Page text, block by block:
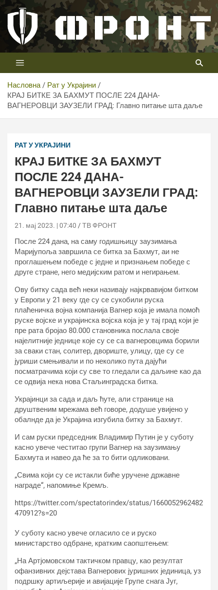
Скип
цонтент
Телевизија ФРОНТ
Први војни канал у Србији
Насловна
Рат у Украјини
КРАЈ БИТКЕ ЗА БАХМУТ ПОСЛЕ 224 ДАНА-
ВАГНЕРОВЦИ ЗАУЗЕЛИ ГРАД: Главно питање шта даље
РАТ У УКРАЈИНИ
КРАЈ БИТКЕ ЗА БАХМУТ
ПОСЛЕ 224 ДАНА-
ВАГНЕРОВЦИ ЗАУЗЕЛИ ГРАД:
Главно питање шта даље
21. мај 2023. | 07:40 ТВ ФРОНТ
После 224 дана, на саму годишњицу заузимања
Маријупоља завршила се битка за Бахмут, аи не
проглашењем победе с једне и признањем победе с
друге стране, него медијским ратом и негирањем.
Ову битку сада већ неки називају најкрвавијом битком
у Европи у 21 веку где су се сукобили руска
плаћеничка војна компанија Вагнер која је имала помоћ
руске војске и украјинска војска која је у тај град који је
пре рата бројао 80.000 становника послала своје
најелитније једнице које су се са вагнеровцима борили
за сваки стан, солитер, двориште, улицу, где су се
јуриши смењивали и по неколико пута дајући
посматрачима који су све то гледали са даљине као да
се одвија нека нова Стаљинградска битка.
Украјинци за сада и даљ ћуте, али странице на
друштвеним мрежама већ говоре, додуше увијено у
обалнде да је Украјина изгубила битку за Бахмут.
И сам руски председник Владимир Путин је у суботу
касно увече честитао групи Вагнер на заузимању
Бахмута и навео да ће за то бити одликовани.
„Свима који су се истакли биће уручене државне
награде“, напомиње Кремљ.
https://twitter.com/spectatorindex/status/1660052962482
470912?s=20
У суботу касно увече огласило се и руско
министарство одбране, кратким саопштењем:
„На Артјомовском тактичком правцу, као резултат
офанзивних дејстава Вагнерових јуришних јединица, уз
подршку артиљерије и авијације Групе снага Југ,